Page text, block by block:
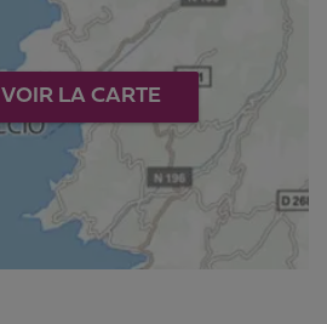
VOIR LA CARTE